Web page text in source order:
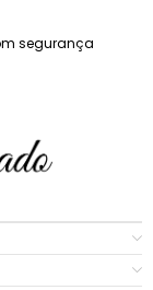
segurança